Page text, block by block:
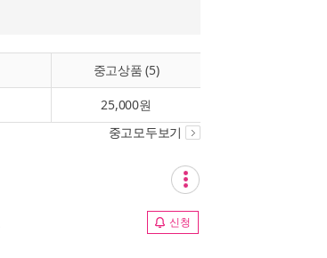
중고상품 (5)
25,000원
중고모두보기
신청